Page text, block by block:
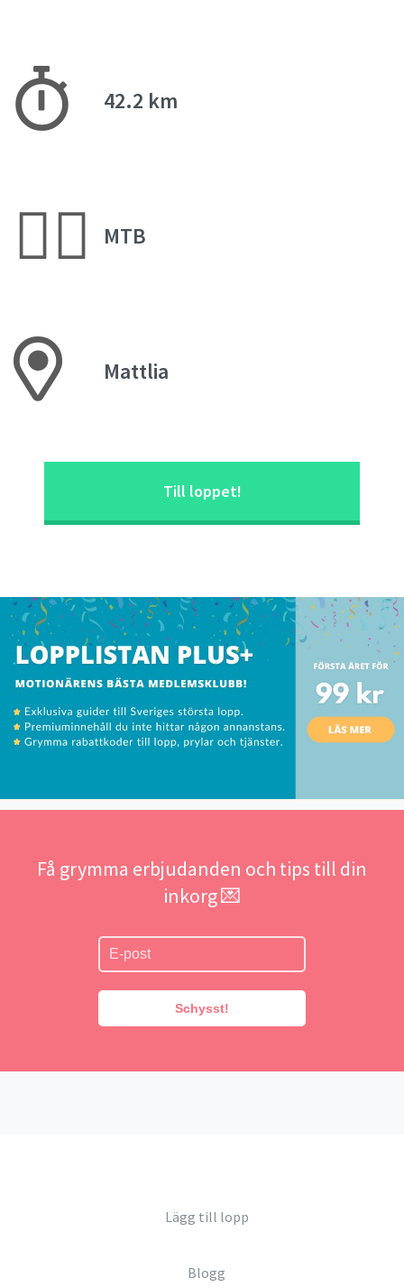
42.2 km
🚵‍♂️ MTB
Mattlia
Till loppet!
Få grymma erbjudanden och tips till din
inkorg 💌
Schysst!
Lägg till lopp
Blogg